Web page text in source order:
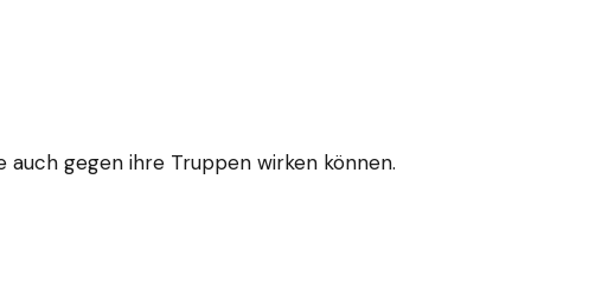
gegen ihre Truppen wirken können.